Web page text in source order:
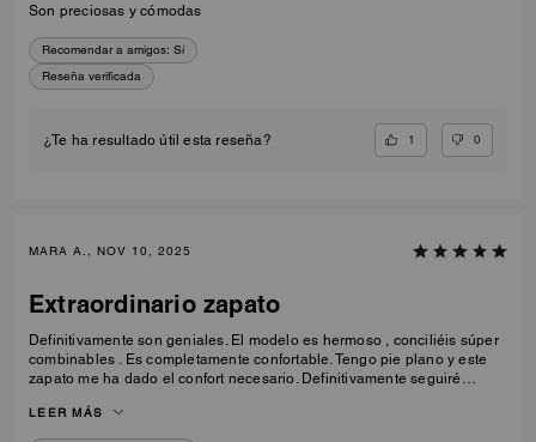
Son preciosas y cómodas
Recomendar a amigos: Sí
Reseña verificada
¿Te ha resultado útil esta reseña? 1 0
MARA A., NOV 10, 2025
Extraordinario zapato
Definitivamente son geniales. El modelo es hermoso , conciliéis súper
combinables . Es completamente confortable. Tengo pie plano y este
zapato me ha dado el confort necesario. Definitivamente seguiré
LEER MÁS